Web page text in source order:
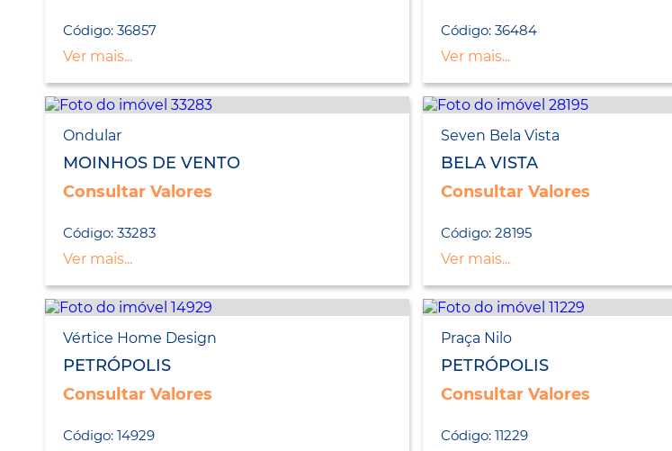
Código: 36857
Ver mais...
Código: 36484
Ver mais...
Ondular
MOINHOS DE VENTO
Consultar Valores
Código: 33283
Ver mais...
Seven Bela Vista
BELA VISTA
Consultar Valores
Código: 28195
Ver mais...
Vértice Home Design
PETRÓPOLIS
Consultar Valores
Código: 14929
Praça Nilo
PETRÓPOLIS
Consultar Valores
Código: 11229